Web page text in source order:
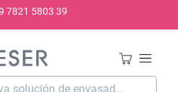
7821 5803 39